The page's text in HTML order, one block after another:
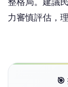
力審慎評估，
🎯